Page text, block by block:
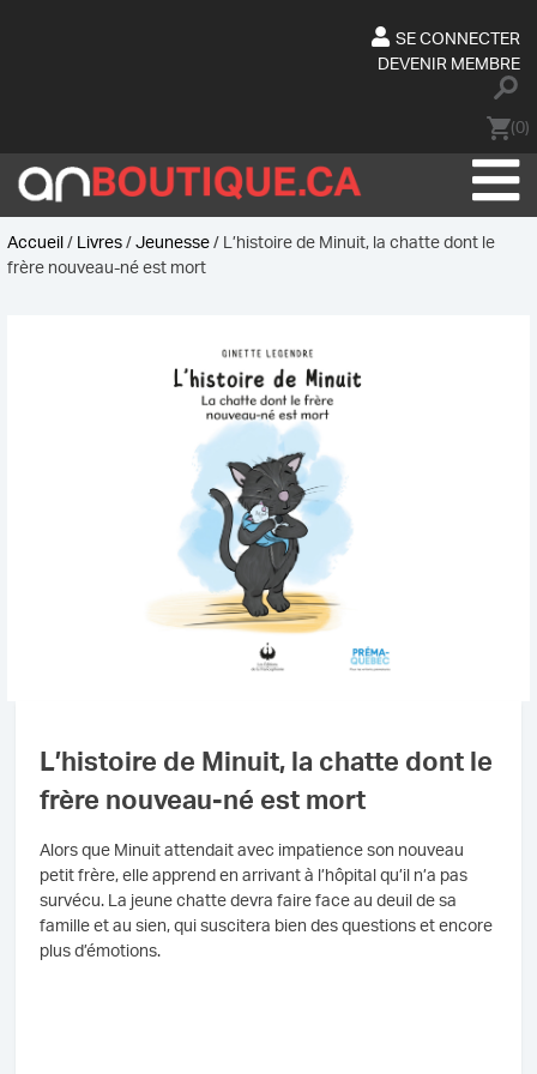
SE CONNECTER
DEVENIR MEMBRE
(0)
Accueil/ Livres/Jeunesse/ L’histoire de Minuit, la chatte dont le
frère nouveau-né est mort
L’histoire de Minuit, la chatte dont le
frère nouveau-né est mort
Alors que Minuit attendait avec impatience son nouveau
petit frère, elle apprend en arrivant à l’hôpital qu’il n’a pas
survécu. La jeune chatte devra faire face au deuil de sa
famille et au sien, qui suscitera bien des questions et encore
plus d’émotions.